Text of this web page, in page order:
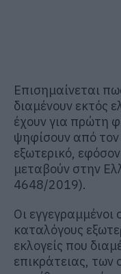
Επισημαίνεται
διαμένουν εκτός
έχουν για πρώτη
ψηφίσουν από
εξωτερικό,
μεταβούν στην
4648/2019).
Οι εγγεγραμμένοι
καταλόγους
εκλογείς που
επικράτειας, των